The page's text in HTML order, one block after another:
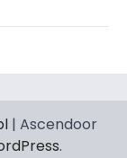
| Ascendoor
.